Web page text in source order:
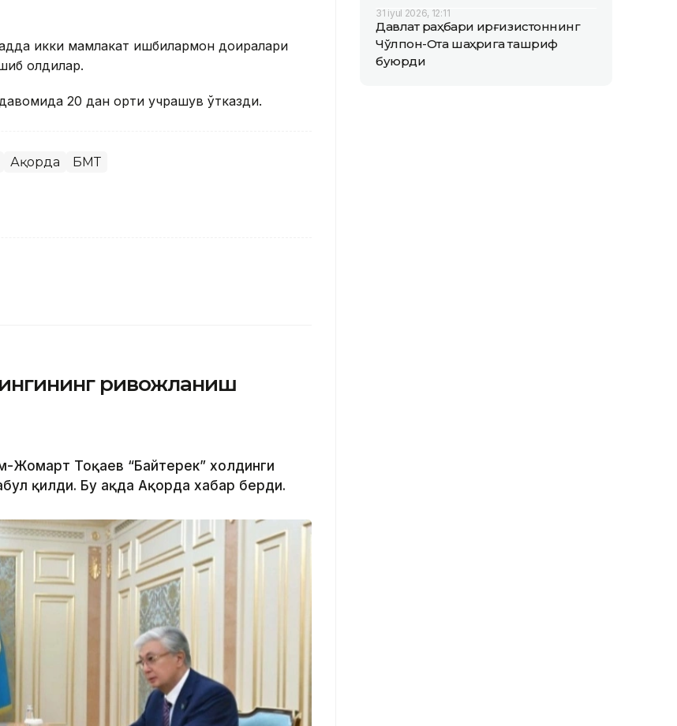
икки мамлакат ишбилармон доиралари
олдилар.
20 дан ортиқ учрашув ўтказди.
Ақорда БМТ
ривожланиш
Жомарт Тоқаев “Байтерек” холдинги
қилди. Бу ҳақда Ақорда хабар берди.
31 iyul 2026, 12:11
Давлат раҳбари Қирғизистоннинг
Чўлпон-Ота шаҳрига ташриф
буюрди